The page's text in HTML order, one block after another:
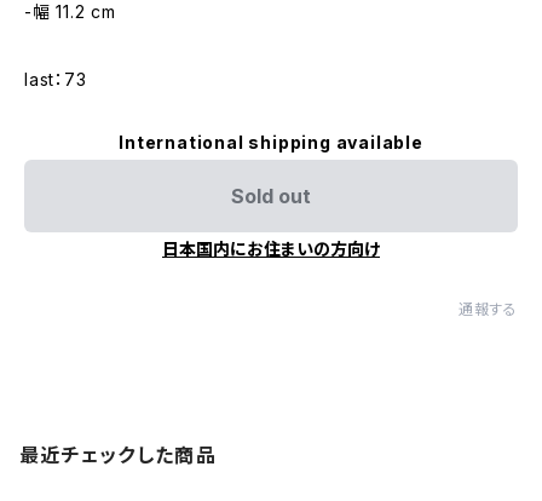
-幅 11.2 cm
last：73
International shipping available
Sold out
日本国内にお住まいの方向け
通報する
最近チェックした商品